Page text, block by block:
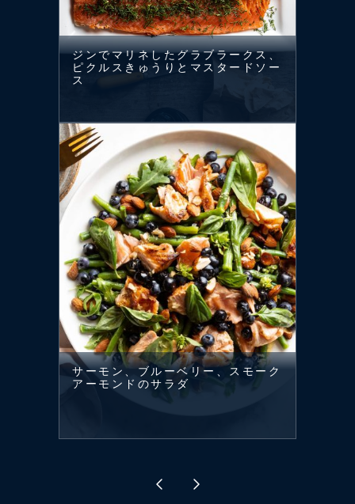
ジンでマリネしたグラブラークス、
ピクルスきゅうりとマスタードソー
ス
サーモン、ブルーベリー、スモーク
アーモンドのサラダ